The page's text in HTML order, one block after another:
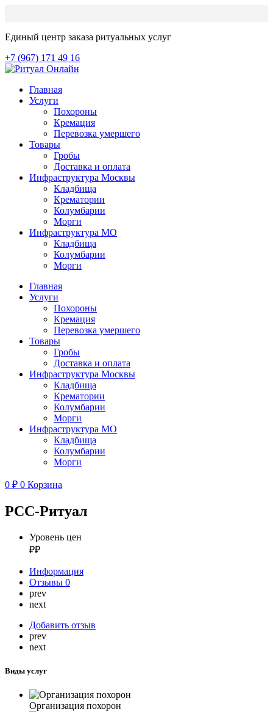
Единый центр заказа ритуальных услуг
+7 (967) 171 49 16
Главная
Услуги
Похороны
Кремация
Перевозка умершего
Товары
Гробы
Доставка и оплата
Инфраструктура Москвы
Кладбища
Крематории
Колумбарии
Морги
Инфраструктура МО
Кладбища
Колумбарии
Морги
Главная
Услуги
Похороны
Кремация
Перевозка умершего
Товары
Гробы
Доставка и оплата
Инфраструктура Москвы
Кладбища
Крематории
Колумбарии
Морги
Инфраструктура МО
Кладбища
Колумбарии
Морги
0 ₽ 0 Корзина
РСС-Ритуал
Уровень цен
₽₽
Информация
Отзывы 0
prev
next
Добавить отзыв
prev
next
Виды услуг
Организация похорон